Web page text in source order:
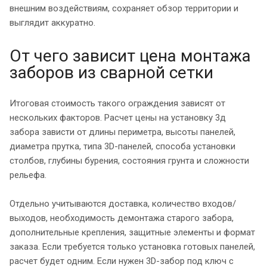
внешним воздействиям, сохраняет обзор территории и
выглядит аккуратно.
От чего зависит цена монтажа
заборов из сварной сетки
Итоговая стоимость такого ограждения зависят от
нескольких факторов. Расчет цены на установку 3д
забора зависти от длины периметра, высоты панелей,
диаметра прутка, типа 3D-панелей, способа установки
столбов, глубины бурения, состояния грунта и сложности
рельефа.
Отдельно учитываются доставка, количество входов/
выходов, необходимость демонтажа старого забора,
дополнительные крепления, защитные элементы и формат
заказа. Если требуется только установка готовых панелей,
расчет будет одним. Если нужен 3D-забор под ключ с